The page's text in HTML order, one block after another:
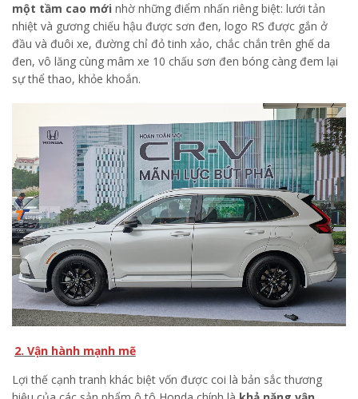
một tầm cao mới nhờ những điểm nhấn riêng biệt: lưới tản
nhiệt và gương chiếu hậu được sơn đen, logo RS được gắn ở
đầu và đuôi xe, đường chỉ đỏ tinh xảo, chắc chắn trên ghế da
đen, vô lăng cùng mâm xe 10 chấu sơn đen bóng càng đem lại
sự thể thao, khỏe khoắn.
2. Vận hành mạnh mẽ
Lợi thế cạnh tranh khác biệt vốn được coi là bản sắc thương